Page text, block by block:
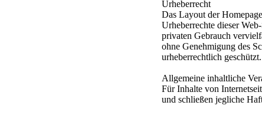
Urheberrecht
Das Layout der
Urheberrechte dieser
privaten Gebrauch
ohne Genehmigung des
urheberrechtlich geschützt.
Allgemeine inhaltliche
Für Inhalte von
und schließen jegliche